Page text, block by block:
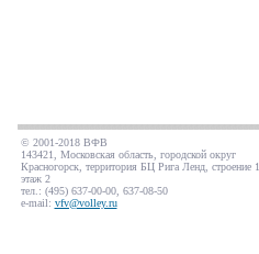
© 2001-2018 ВФВ
143421, Московская область, городской округ
Красногорск, территория БЦ Рига Ленд, строение 1,
этаж 2
тел.: (495) 637-00-00, 637-08-50
e-mail: vfv@volley.ru